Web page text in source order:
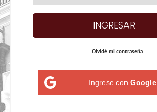
Olvidé mi contraseña
Ingrese conGoogle